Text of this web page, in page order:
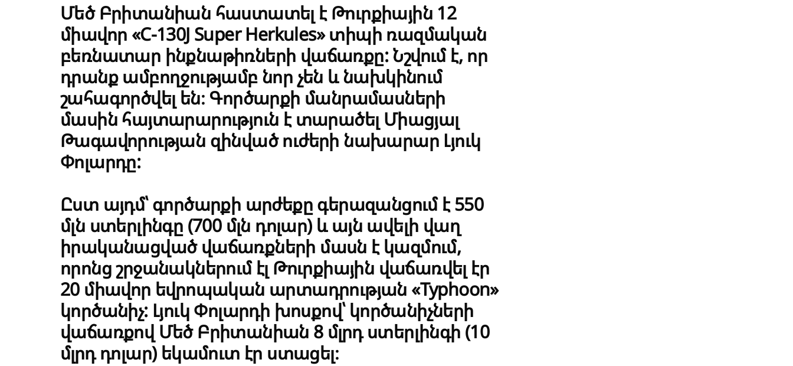
Մեծ Բրիտանիան հաստատել է Թուրքիային 12
միավոր «C-130J Super Herkules» տիպի ռազմական
բեռնատար ինքնաթիռների վաճառքը: Նշվում է, որ
դրանք ամբողջությամբ նոր չեն և նախկինում
շահագործվել են։ Գործարքի մանրամասների
մասին հայտարարություն է տարածել Միացյալ
Թագավորության զինված ուժերի նախարար Լյուկ
Փոլարդը:
Ըստ այդմ՝ գործարքի արժեքը գերազանցում է 550
մլն ստերլինգը (700 մլն դոլար) և այն ավելի վաղ
իրականացված վաճառքների մասն է կազմում,
որոնց շրջանակներում էլ Թուրքիային վաճառվել էր
20 միավոր եվրոպական արտադրության «Typhoon»
կործանիչ: Լյուկ Փոլարդի խոսքով՝ կործանիչների
վաճառքով Մեծ Բրիտանիան 8 մլրդ ստերլինգի (10
մլրդ դոլար) եկամուտ էր ստացել։